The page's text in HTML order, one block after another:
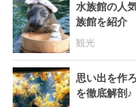
水族館の人
族館を紹介
観光
思い出を作
を徹底解剖♪